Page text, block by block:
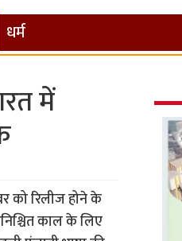
धर्म
में
को रिलीज होने के
काल के लिए